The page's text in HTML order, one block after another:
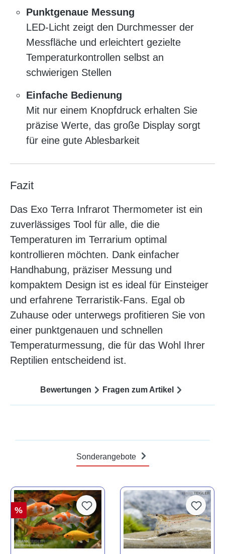
Punktgenaue Messung
LED-Licht zeigt den Durchmesser der
Messfläche und erleichtert gezielte
Temperaturkontrollen selbst an
schwierigen Stellen
Einfache Bedienung
Mit nur einem Knopfdruck erhalten Sie
präzise Werte, das große Display sorgt
für eine gute Ablesbarkeit
Fazit
Das Exo Terra Infrarot Thermometer ist ein
zuverlässiges Tool für alle, die die
Temperaturen im Terrarium optimal
kontrollieren möchten. Dank einfacher
Handhabung, präziser Messung und
kompaktem Design ist es ideal für Einsteiger
und erfahrene Terraristik-Fans. Egal ob
Zuhause oder unterwegs profitieren Sie von
einer punktgenauen und schnellen
Temperaturmessung, die für das Wohl Ihrer
Reptilien entscheidend ist.
Bewertungen Fragen zum Artikel
Sonderangebote
%